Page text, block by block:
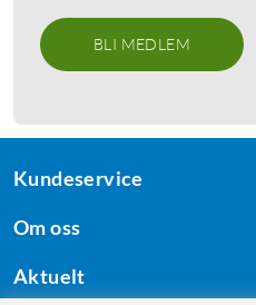
BLI MEDLEM
Kundeservice
Om oss
Aktuelt